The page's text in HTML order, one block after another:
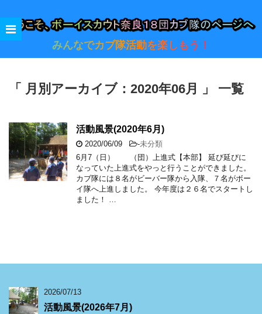
みんなでカブ隊活動を楽しもう！
「 月別アーカイブ：2020年06月 」 一覧
活動風景(2020年6月)
2020/06/09 -未分類
6月7（日） （団）上進式【本部】 延び延びに
なっていた上進式をやっと行うことができました。
カブ隊には８名がビーバー隊から入隊、７名がボー
イ隊へ上進しました。 今年度は２６名でスタートし
ました！ …
2026/07/13
活動風景(2026年7月)